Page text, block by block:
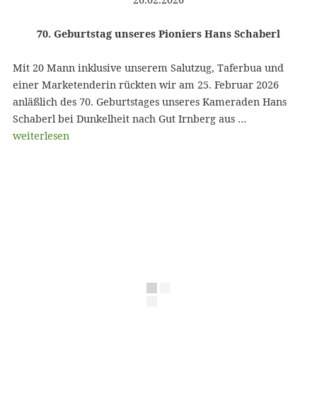
70. Geburtstag unseres Pioniers Hans Schaberl
Mit 20 Mann inklusive unserem Salutzug, Taferbua und
einer Marketenderin rückten wir am 25. Februar 2026
anläßlich des 70. Geburtstages unseres Kameraden Hans
Schaberl bei Dunkelheit nach Gut Irnberg aus …
weiterlesen